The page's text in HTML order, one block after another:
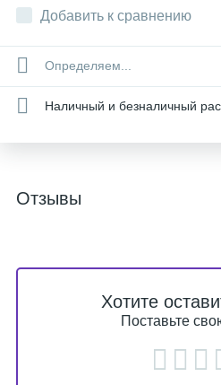
Добавить к сравнению
Определяем...
Наличный и безналичный
Отзывы
Хотите
Поставьте